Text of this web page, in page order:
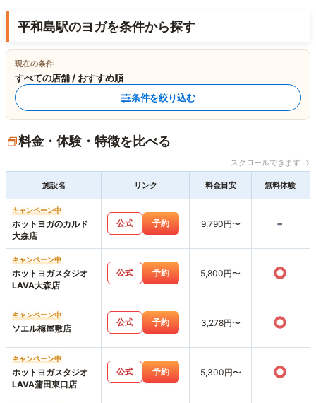
平和島駅のヨガを条件から探す
現在の条件
すべての店舗 / おすすめ順
条件を絞り込む
料金・体験・特徴を比べる
スクロールできます →
施設名 リンク 料金目安 無料体験
キャンペーン中
ホットヨガのカルド
大森店
公式 予約 9,790円〜 -
キャンペーン中
ホットヨガスタジオ
LAVA大森店
公式 予約 5,800円〜 ○
キャンペーン中
ソエル梅屋敷店
公式 予約 3,278円〜 ○
キャンペーン中
ホットヨガスタジオ
LAVA蒲田東口店
公式 予約 5,300円〜 ○